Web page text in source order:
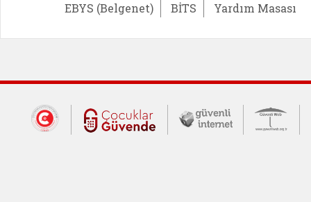
EBYS (Belgenet)
BİTS Yardım Masası
Dış Bağlantılar
Cumhurbaşkanlığı İletişim Merkezi
Çocuklar Güvende (yeni
Güvenli